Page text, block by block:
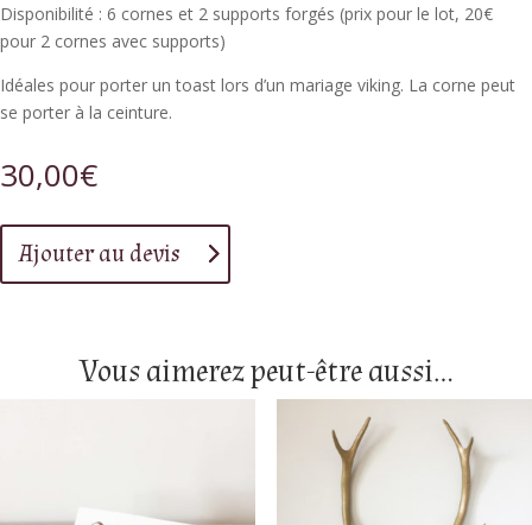
Disponibilité : 6 cornes et 2 supports forgés (prix pour le lot, 20€
pour 2 cornes avec supports)
Idéales pour porter un toast lors d’un mariage viking. La corne peut
se porter à la ceinture.
30,00€
Ajouter au devis
Vous aimerez peut-être aussi…